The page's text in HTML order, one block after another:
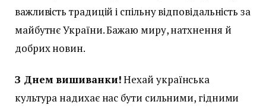
важливість традицій і спільну відповідальність за
майбутнє України. Бажаю миру, натхнення й
добрих новин.
З Днем вишиванки!Нехай українська
культура надихає нас бути сильними, гідними